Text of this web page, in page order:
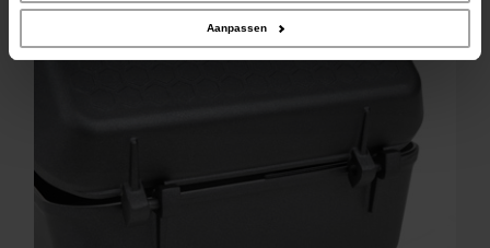
Aanpassen
Zeshoekige warmtewisselaar